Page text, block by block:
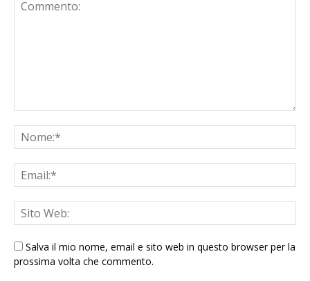
Salva il mio nome, email e sito web in questo browser per la
prossima volta che commento.